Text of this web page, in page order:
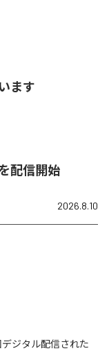
ます
配信開始
2026.8.10
デジタル配信された